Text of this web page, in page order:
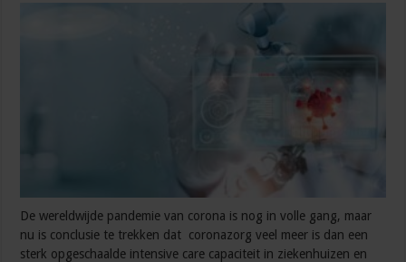
De wereldwijde pandemie van corona is nog in volle gang, maar
nu is conclusie te trekken dat coronazorg veel meer is dan een
sterk opgeschaalde intensive care capaciteit in ziekenhuizen en